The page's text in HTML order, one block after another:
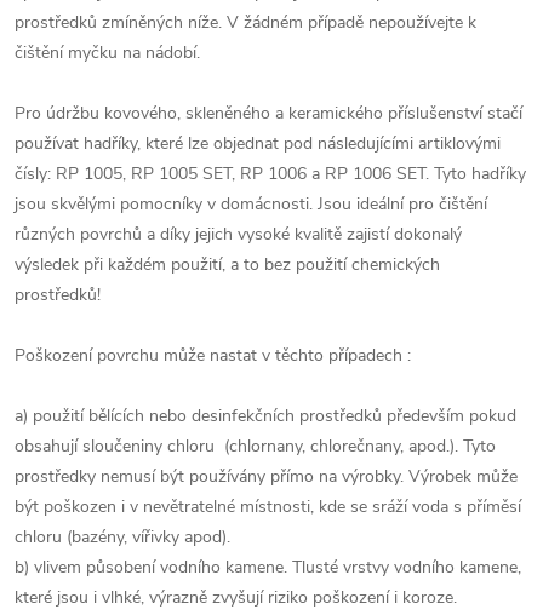
prostředků zmíněných níže. V žádném případě nepoužívejte k
čištění myčku na nádobí.
Pro údržbu kovového, skleněného a keramického příslušenství stačí
používat hadříky, které lze objednat pod následujícími artiklovými
čísly: RP 1005, RP 1005 SET, RP 1006 a RP 1006 SET. Tyto hadříky
jsou skvělými pomocníky v domácnosti. Jsou ideální pro čištění
různých povrchů a díky jejich vysoké kvalitě zajistí dokonalý
výsledek při každém použití, a to bez použití chemických
prostředků!
Poškození povrchu může nastat v těchto případech :
a) použití bělících nebo desinfekčních prostředků především pokud
obsahují sloučeniny chloru (chlornany, chlorečnany, apod.). Tyto
prostředky nemusí být používány přímo na výrobky. Výrobek může
být poškozen i v nevětratelné místnosti, kde se sráží voda s příměsí
chloru (bazény, vířivky apod).
b) vlivem působení vodního kamene. Tlusté vrstvy vodního kamene,
které jsou i vlhké, výrazně zvyšují riziko poškození i koroze.